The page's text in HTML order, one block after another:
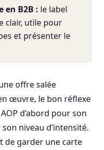
en B2B : le label
clair, utile pour
et présenter le
offre salée
œuvre, le bon réflexe
d’abord pour son
niveau d’intensité.
de garder une carte